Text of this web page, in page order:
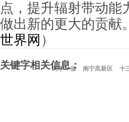
点，提升辐射带动能
做出新的更大的贡献
世界网 ）
关键字相关信息：
两学一做 南宁高新区 十